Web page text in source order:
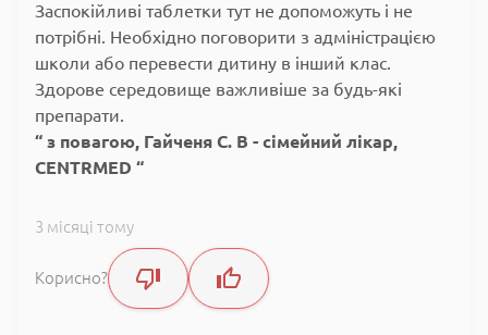
Заспокійливі таблетки тут не допоможуть і не
потрібні. Необхідно поговорити з адміністрацією
школи або перевести дитину в інший клас.
Здорове середовище важливіше за будь-які
препарати.
з повагою, Гайченя С. В - сімейний лікар,
CENTRMED
3 місяці тому
Корисно?